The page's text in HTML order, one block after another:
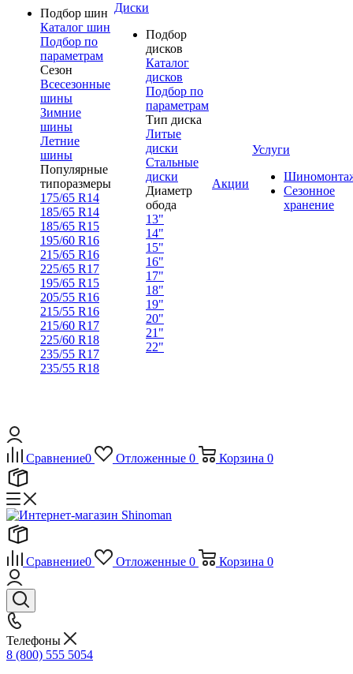
Подбор шин
Каталог шин
Подбор по
параметрам
Сезон
Всесезонные
шины
Зимние
шины
Летние
шины
Популярные
типоразмеры
175/65 R14
185/65 R14
185/65 R15
195/60 R16
215/65 R16
225/65 R17
195/65 R15
205/55 R16
215/55 R16
215/60 R17
225/60 R18
235/55 R17
235/55 R18
Диски
Подбор
дисков
Каталог
дисков
Подбор по
параметрам
Тип диска
Литые
диски
Стальные
диски
Диаметр
обода
13"
14"
15"
16"
17"
18"
19"
20"
21"
22"
Акции
Услуги
Сезонное
хранение
Сравнение0 Отложенные 0 Корзина 0
Сравнение0 Отложенные 0 Корзина 0
Телефоны
8 (800) 555 5054